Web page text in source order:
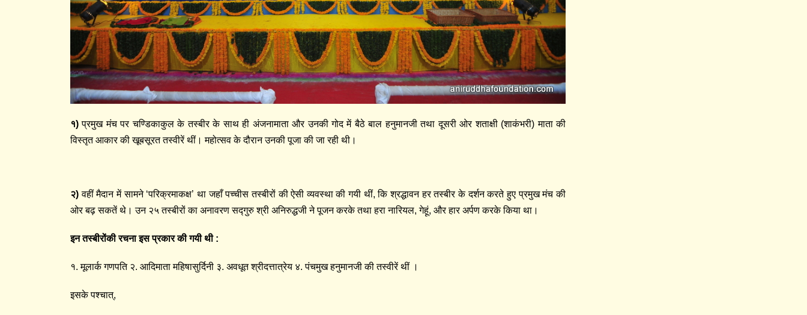
१) प्रमुख मंच पर चण्डिकाकुल के तस्बीर के साथ ही अंजनामाता और उनकी गोद में बैठे बाल हनुमानजी तथा दूसरी ओर शताक्षी (शाकंभरी) माता की
विस्तृत आकार की खूबसूरत तस्वीरें थीं। महोत्सव के दौरान उनकी पूजा की जा रही थी।
२) वहीं मैदान में सामने ‘परिक्रमाकक्ष’ था जहाँ पच्चीस तस्बीरों की ऐसी व्यवस्था की गयी थीं, कि श्रद्धावन हर तस्बीर के दर्शन करते हुए प्रमुख मंच की
ओर बढ़ सकतें थे। उन २५ तस्बीरों का अनावरण सद्गुरु श्री अनिरुद्धजी ने पूजन करके तथा हरा नारियल, गेहूं, और हार अर्पण करके किया था।
इन तस्बीरोंकी रचना इस प्रकार की गयी थी :
१. मूलार्क गणपति २. आदिमाता महिषासुर्दिनी ३. अवधूत श्रीदत्तात्रेय ४. पंचमुख हनुमानजी की तस्वीरें थीं ।
इसके पश्चात्‌,